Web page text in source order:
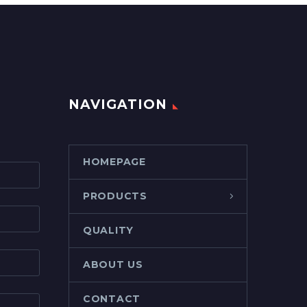
NAVIGATION
HOMEPAGE
PRODUCTS
QUALITY
ABOUT US
CONTACT